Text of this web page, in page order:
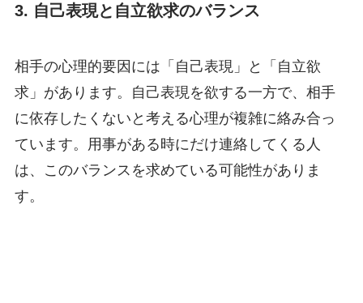
3. 自己表現と自立欲求のバランス
相手の心理的要因には「自己表現」と「自立欲
求」があります。自己表現を欲する一方で、相手
に依存したくないと考える心理が複雑に絡み合っ
ています。用事がある時にだけ連絡してくる人
は、このバランスを求めている可能性がありま
す。